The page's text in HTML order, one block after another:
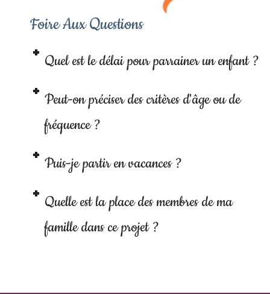
Foire Aux Questions
Quel est le délai pour parrainer un enfant ?
Peut-on préciser des critères d'âge ou de
fréquence ?
Puis-je partir en vacances ?
Quelle est la place des membres de ma
famille dans ce projet ?